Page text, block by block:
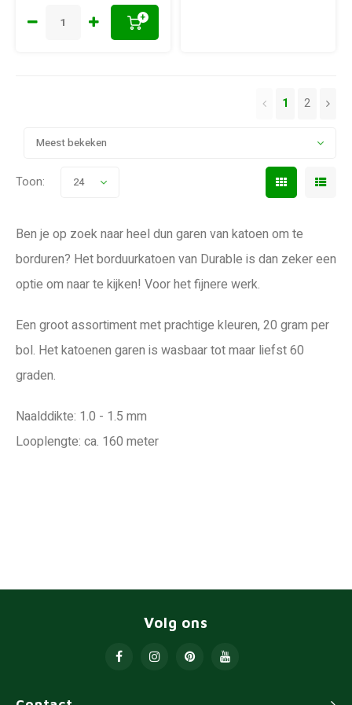
+
Meest bekeken
1 2
Toon: 24
Ben je op zoek naar heel dun garen van katoen om te
borduren? Het borduurkatoen van Durable is dan zeker een
optie om naar te kijken! Voor het fijnere werk.
Een groot assortiment met prachtige kleuren, 20 gram per
bol. Het katoenen garen is wasbaar tot maar liefst 60
graden.
Naalddikte: 1.0 - 1.5 mm
Looplengte: ca. 160 meter
Volg ons